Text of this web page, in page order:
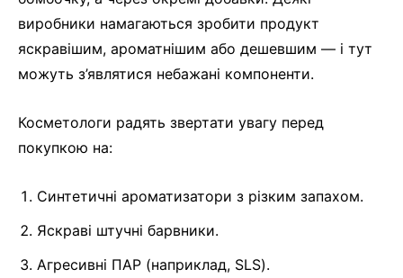
виробники намагаються зробити продукт
яскравішим, ароматнішим або дешевшим — і тут
можуть з’являтися небажані компоненти.
Косметологи радять звертати увагу перед
покупкою на:
Синтетичні ароматизатори з різким запахом.
Яскраві штучні барвники.
Агресивні ПАР (наприклад, SLS).